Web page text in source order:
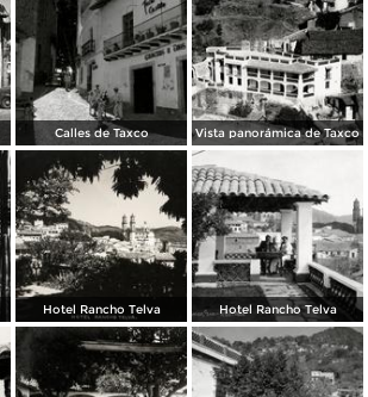
Calles de Taxco Vista panorámica de Taxco
Hotel Rancho Telva Hotel Rancho Telva